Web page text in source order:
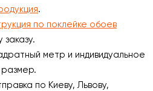
.
по поклейке обоев
метр и индивидуальное
по Киеву, Львову,